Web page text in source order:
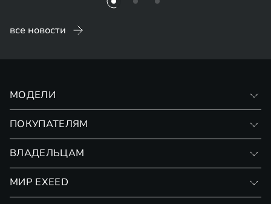
все новости
МОДЕЛИ
ПОКУПАТЕЛЯМ
Страхование
ВЛАДЕЛЬЦАМ
МИР EXEED